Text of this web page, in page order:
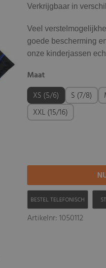
Verkrijgbaar in
Veel
goede bescherming
onze kinderjassen
Maat
XS (5/6) S (7/8)
XXL (15/16)
BESTEL TELEFONISCH
Artikelnr: 1050112